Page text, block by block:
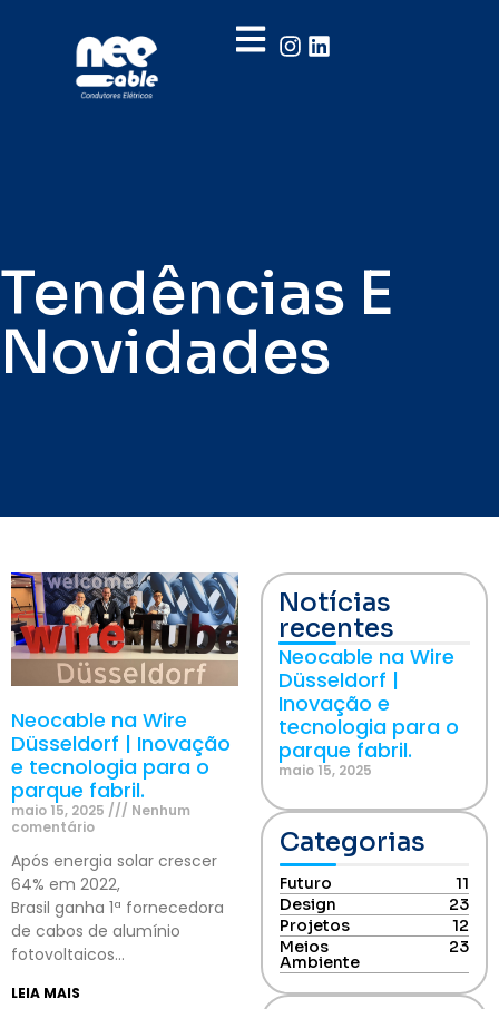
Tendências E
Novidades
Neocable na Wire
Düsseldorf | Inovação
e tecnologia para o
parque fabril.
maio 15, 2025
Nenhum
comentário
Após energia solar crescer
64% em 2022,
Brasil ganha 1ª fornecedora
de cabos de alumínio
fotovoltaicos…
LEIA MAIS
Notícias
recentes
Neocable na Wire
Düsseldorf |
Inovação e
tecnologia para o
parque fabril.
maio 15, 2025
Categorias
Futuro
11
Design
23
Projetos
12
Meios
Ambiente
23